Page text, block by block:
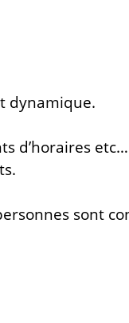
dynamique.
d’horaires etc…
sont